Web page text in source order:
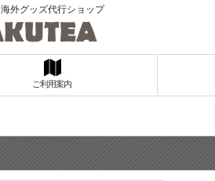
海外グッズ代行ショップ
ご利用案内